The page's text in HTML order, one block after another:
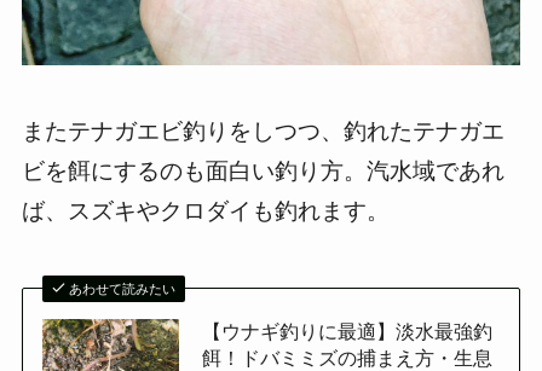
またテナガエビ釣りをしつつ、釣れたテナガエ
ビを餌にするのも面白い釣り方。汽水域であれ
ば、スズキやクロダイも釣れます。
あわせて読みたい
【ウナギ釣りに最適】淡水最強釣
餌！ドバミミズの捕まえ方・生息